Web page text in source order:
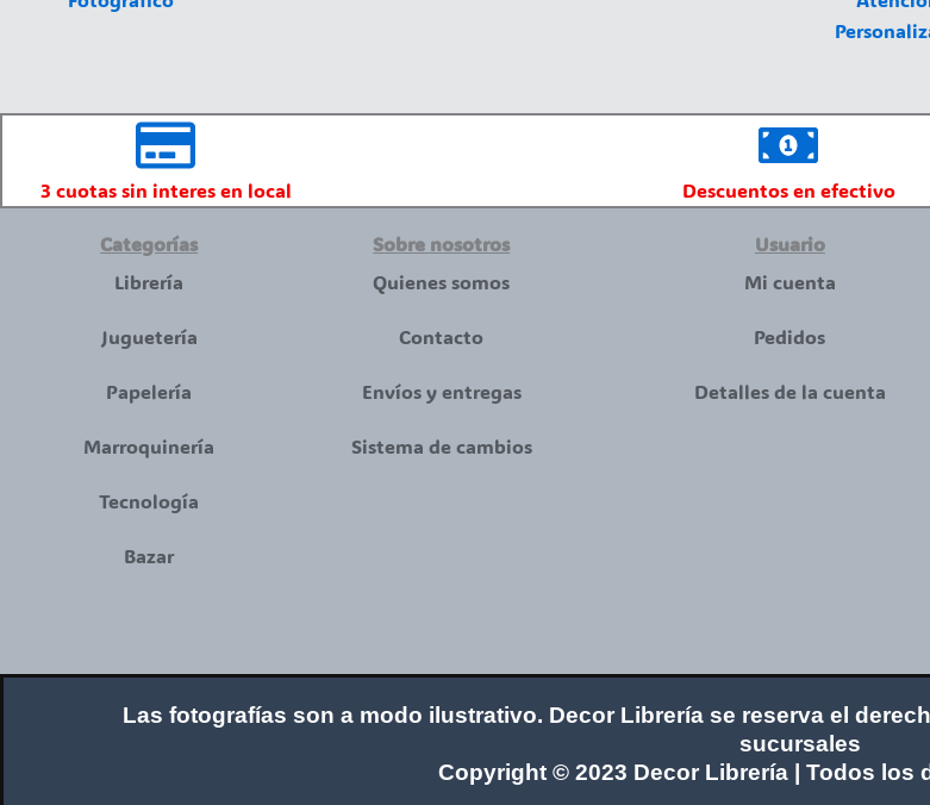
3 cuotas sin interes en local Descuentos en efectivo
Categorías
Librería
Juguetería
Papelería
Marroquinería
Tecnología
Bazar
Quienes somos
Contacto
Envíos y entregas
Sistema de cambios
Sobre nosotros
Usuario
Mi cuenta
Pedidos
Detalles de la cuenta
Las fotografías son a modo ilustrativo. Decor Librería se reserva el
sucursales
Copyright © 2023 Decor Librería | Todos los